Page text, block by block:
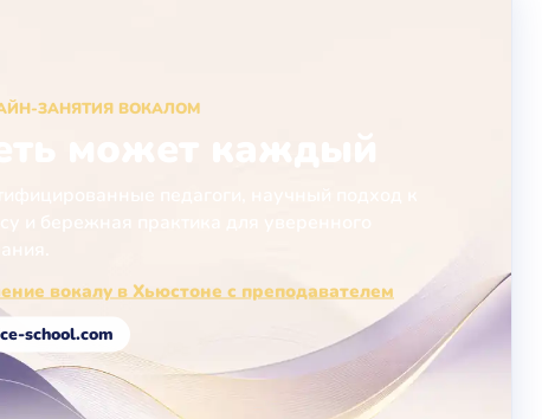
ЗАНЯТИЯ ВОКАЛОМ
вокалу в Хьюстоне с преподавателем
school.com